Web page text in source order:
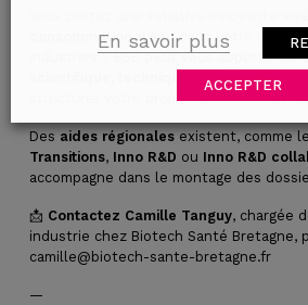
consommation d’eaudans votre
industries ? BSB peut vous apporter un
scientifique, technique et stratégique
structurer votre projet, qu’il soit
Des aides régionales existent, comme
Transitions, Inno R&D ou Inno R&D
accompagne dans le montage des
📩 Contactez Camille Tanguy, chargée
industrie chez Biotech Santé Bretagne,
camille@biotech-sante-bretagne.fr
—
En savoir plus
ACCEPTER